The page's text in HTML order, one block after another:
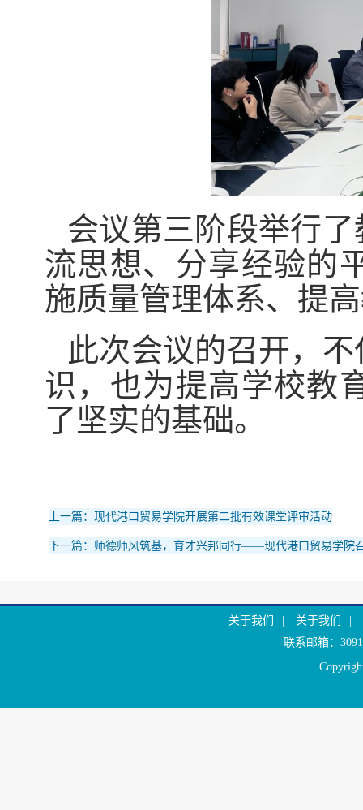
会议第三阶段举行
流思想、分享经验的
施质量管理体系、提
此次会议的召开，
识，也为提高学校教
了坚实的基础。
上一篇：现代港口贸易学院开展第二批有效课堂评审活动
下一篇：师德师风筑基，育才兴邦同行——现代港口贸易学院
关于我们 | 关于我们 |
联系邮箱：